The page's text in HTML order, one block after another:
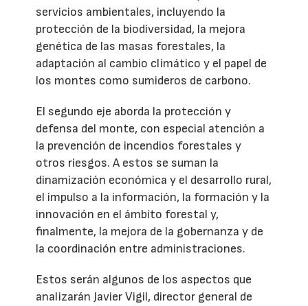
servicios ambientales, incluyendo la
protección de la biodiversidad, la mejora
genética de las masas forestales, la
adaptación al cambio climático y el papel de
los montes como sumideros de carbono.
El segundo eje aborda la protección y
defensa del monte, con especial atención a
la prevención de incendios forestales y
otros riesgos. A estos se suman la
dinamización económica y el desarrollo rural,
el impulso a la información, la formación y la
innovación en el ámbito forestal y,
finalmente, la mejora de la gobernanza y de
la coordinación entre administraciones.
Estos serán algunos de los aspectos que
analizarán Javier Vigil, director general de